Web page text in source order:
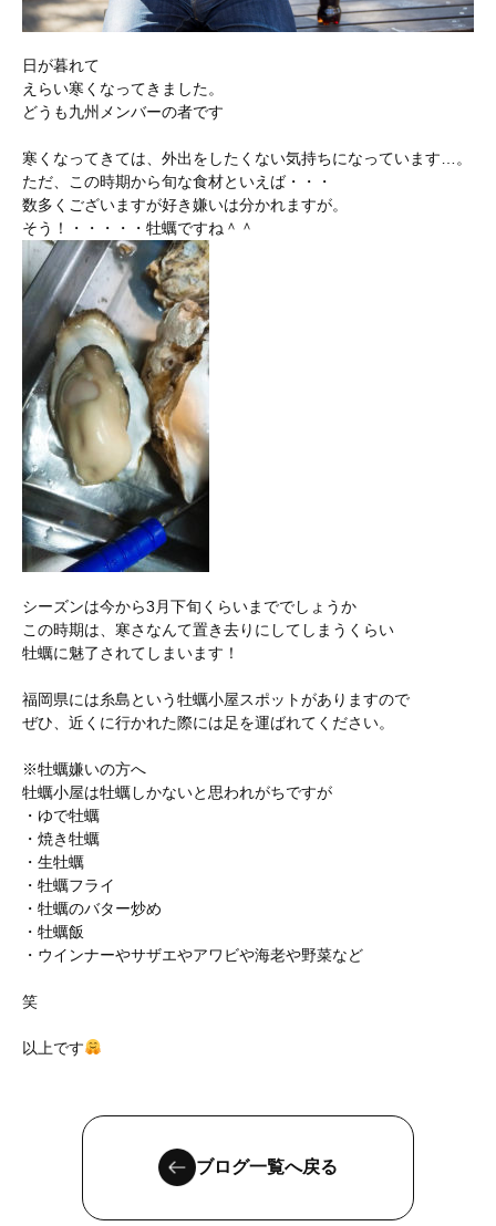
日が暮れて
えらい寒くなってきました。
どうも九州メンバーの者です
寒くなってきては、外出をしたくない気持ちになっています…。
ただ、この時期から旬な食材といえば・・・
数多くございますが好き嫌いは分かれますが。
そう！・・・・・牡蠣ですね＾＾
シーズンは今から3月下旬くらいまででしょうか
この時期は、寒さなんて置き去りにしてしまうくらい
牡蠣に魅了されてしまいます！
福岡県には糸島という牡蠣小屋スポットがありますので
ぜひ、近くに行かれた際には足を運ばれてください。
※牡蠣嫌いの方へ
牡蠣小屋は牡蠣しかないと思われがちですが
・ゆで牡蠣
・焼き牡蠣
・生牡蠣
・牡蠣フライ
・牡蠣のバター炒め
・牡蠣飯
・ウインナーやサザエやアワビや海老や野菜など
笑
以上です
ブログ一覧へ戻る